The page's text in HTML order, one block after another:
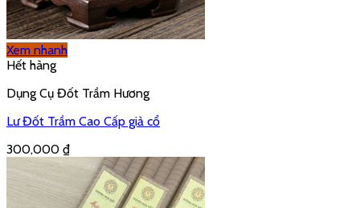
Xem nhanh
Hết hàng
Dụng Cụ Đốt Trầm Hương
Lư Đốt Trầm Cao Cấp giả cổ
300,000 ₫